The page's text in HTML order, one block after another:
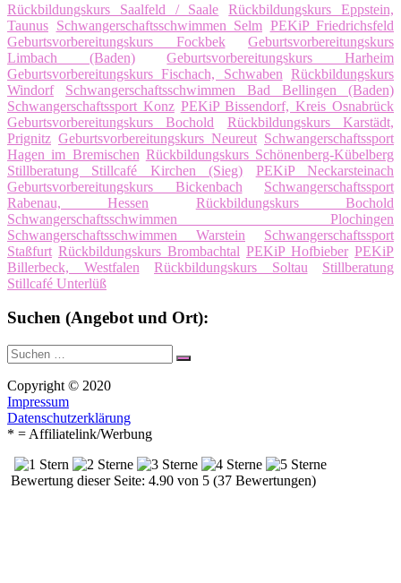
Rückbildungskurs Saalfeld / Saale
Rückbildungskurs Eppstein,
Taunus Schwangerschaftsschwimmen Selm PEKiP Friedrichsfeld
Geburtsvorbereitungskurs Fockbek
Geburtsvorbereitungskurs
Limbach (Baden)
Geburtsvorbereitungskurs Harheim
Geburtsvorbereitungskurs Fischach, Schwaben Rückbildungskurs
Windorf
Schwangerschaftsschwimmen Bad Bellingen (Baden)
Schwangerschaftssport Konz PEKiP Bissendorf, Kreis Osnabrück
Geburtsvorbereitungskurs Bochold
Rückbildungskurs Karstädt,
Prignitz Geburtsvorbereitungskurs Neureut Schwangerschaftssport
Hagen im Bremischen Rückbildungskurs Schönenberg-Kübelberg
Stillberatung Stillcafé Kirchen (Sieg)
PEKiP Neckarsteinach
Geburtsvorbereitungskurs Bickenbach
Schwangerschaftssport
Rabenau, Hessen
Rückbildungskurs Bochold
Schwangerschaftsschwimmen Plochingen
Schwangerschaftsschwimmen Warstein
Schwangerschaftssport
Staßfurt Rückbildungskurs Brombachtal PEKiP Hofbieber PEKiP
Billerbeck, Westfalen
Rückbildungskurs Soltau
Stillberatung
Stillcafé Unterlüß
Suchen (Angebot und Ort):
Suche
nach:
Suchen
Copyright © 2020
Impressum
Datenschutzerklärung
* = Affiliatelink/Werbung
Bewertung dieser Seite: 4.90 von 5 (37 Bewertungen)